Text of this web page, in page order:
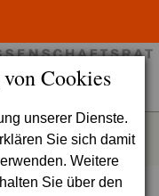
Cookies
unserer Dienste.
Sie sich damit
Weitere
Sie über den